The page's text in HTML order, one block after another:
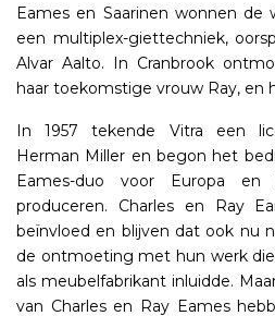
Eames en Saarinen wonnen
een multiplex-giettechniek,
Alvar Aalto. In Cranbrook
haar toekomstige vrouw Ray, en
In 1957 tekende Vitra een
Herman Miller en begon het
Eames-duo voor Europa
produceren. Charles en Ray
beïnvloed en blijven dat ook nu
de ontmoeting met hun werk
als meubelfabrikant inluidde.
van Charles en Ray Eames